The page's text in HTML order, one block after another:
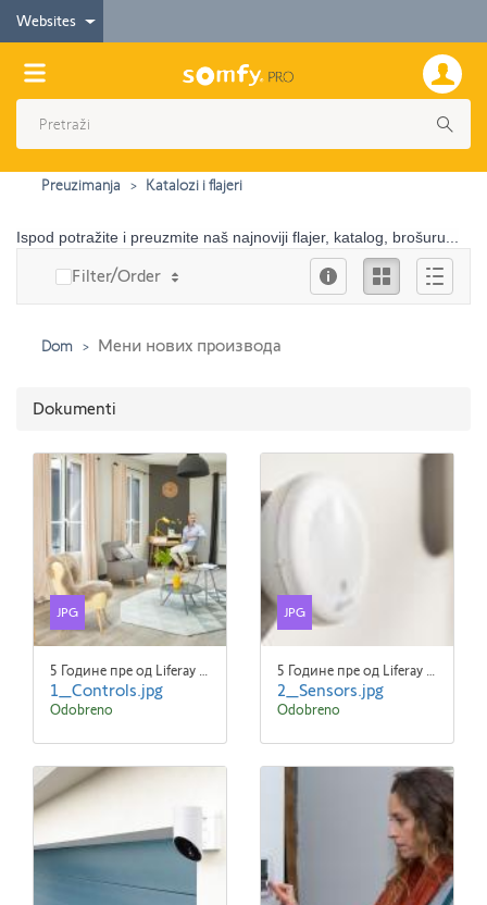
Websites
Preuzimanja Katalozi i flajeri
Ispod potražite i preuzmite naš najnoviji flajer, katalog, brošuru...
Filter/Order Ikona
Dom Мени нових производа
Dokumenti
JPG
5 Године пре од Liferay Admin Liferay Admin
1_Controls.jpg
Odobreno
JPG
5 Године пре од Liferay Admin Liferay Admin
2_Sensors.jpg
Odobreno